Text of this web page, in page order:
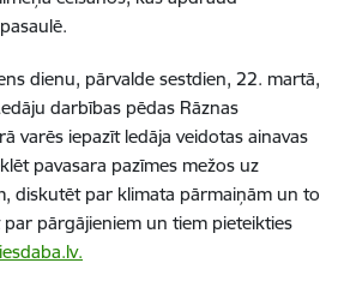
dienu, pārvalde sestdien, 22. martā,
darbības pēdas Rāznas
varēs iepazīt ledāja veidotas ainavas
pavasara pazīmes mežos uz
diskutēt par klimata pārmaiņām un to
par pārgājieniem un tiem pieteikties